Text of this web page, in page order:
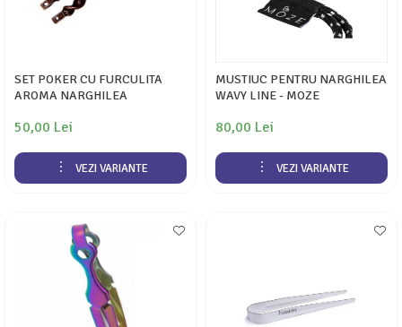
SET POKER CU FURCULITA
AROMA NARGHILEA
50,00 Lei
VEZI VARIANTE
MUSTIUC PENTRU NARGHILEA
WAVY LINE - MOZE
80,00 Lei
VEZI VARIANTE